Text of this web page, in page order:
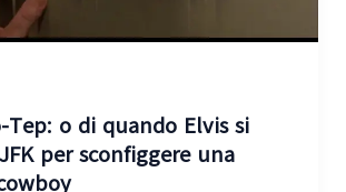
Tep: o di quando Elvis si
per sconfiggere una